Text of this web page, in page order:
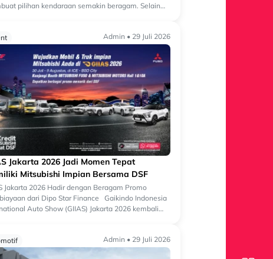
pilihan kendaraan semakin beragam. Selain
Admin • 29 Juli 2026
Jakarta 2026 Jadi Momen Tepat
Mitsubishi Impian Bersama DSF
Jakarta 2026 Hadir dengan Beragam Promo
dari Dipo Star Finance Gaikindo Indonesia
Auto Show (GIIAS) Jakarta 2026 kembali
Admin • 29 Juli 2026